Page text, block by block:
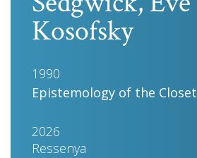
Kosofsky
1990
Epistemology of the Closet
2026
Ressenya